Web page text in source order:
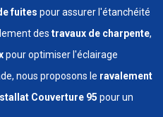
fuites pour assurer l'étanchéité
des travaux de charpente,
pour optimiser l'éclairage
nous proposons le ravalement
Couverture 95 pour un